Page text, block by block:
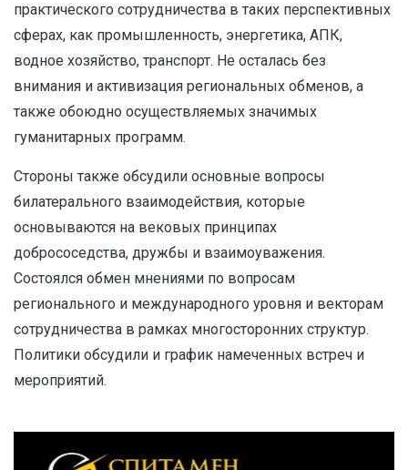
практического сотрудничества в таких перспективных
сферах, как промышленность, энергетика, АПК,
водное хозяйство, транспорт. Не осталась без
внимания и активизация региональных обменов, а
также обоюдно осуществляемых значимых
гуманитарных программ.
Стороны также обсудили основные вопросы
билатерального взаимодействия, которые
основываются на вековых принципах
добрососедства, дружбы и взаимоуважения.
Состоялся обмен мнениями по вопросам
регионального и международного уровня и векторам
сотрудничества в рамках многосторонних структур.
Политики обсудили и график намеченных встреч и
мероприятий.